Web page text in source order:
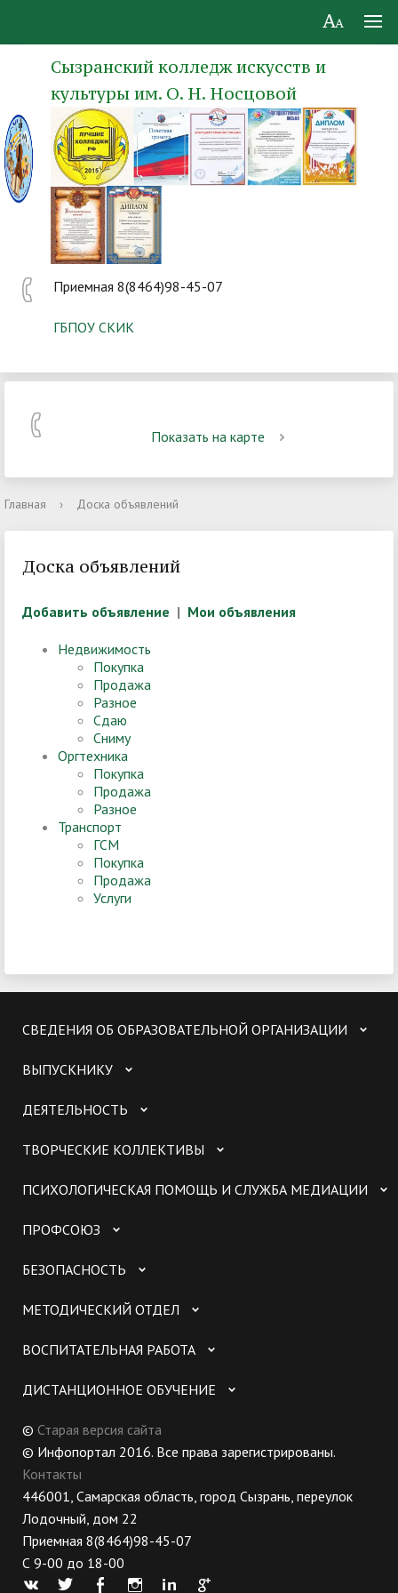
Сызранский колледж искусств и
культуры им. О. Н. Носцовой
Приемная 8(8464)98-45-07
ГБПОУ СКИК
Показать на карте
Главная › Доска объявлений
Доска объявлений
Добавить объявление | Мои объявления
Недвижимость
Покупка
Продажа
Разное
Сдаю
Сниму
Оргтехника
Покупка
Продажа
Разное
Транспорт
ГСМ
Покупка
Продажа
Услуги
СВЕДЕНИЯ ОБ ОБРАЗОВАТЕЛЬНОЙ ОРГАНИЗАЦИИ
ВЫПУСКНИКУ
ДЕЯТЕЛЬНОСТЬ
ТВОРЧЕСКИЕ КОЛЛЕКТИВЫ
ПСИХОЛОГИЧЕСКАЯ ПОМОЩЬ И СЛУЖБА МЕДИАЦИИ
ПРОФСОЮЗ
БЕЗОПАСНОСТЬ
МЕТОДИЧЕСКИЙ ОТДЕЛ
ВОСПИТАТЕЛЬНАЯ РАБОТА
ДИСТАНЦИОННОЕ ОБУЧЕНИЕ
© Старая версия сайта
© Инфопортал 2016. Все права зарегистрированы.
Контакты
446001, Самарская область, город Сызрань, переулок
Лодочный, дом 22
Приемная 8(8464)98-45-07
С 9-00 до 18-00